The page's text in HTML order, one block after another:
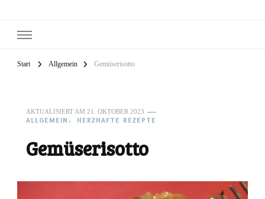
Start Allgemein Gemüserisotto
AKTUALISIERT AM 21. OKTOBER 2023
ALLGEMEIN HERZHAFTE REZEPTE
Gemüserisotto